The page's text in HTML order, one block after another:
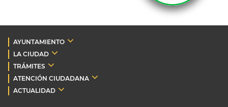
AYUNTAMIENTO
LA CIUDAD
TRÁMITES
ATENCIÓN CIUDADANA
ACTUALIDAD